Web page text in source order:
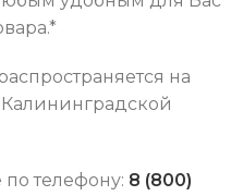
на
телефону: 8 (800)